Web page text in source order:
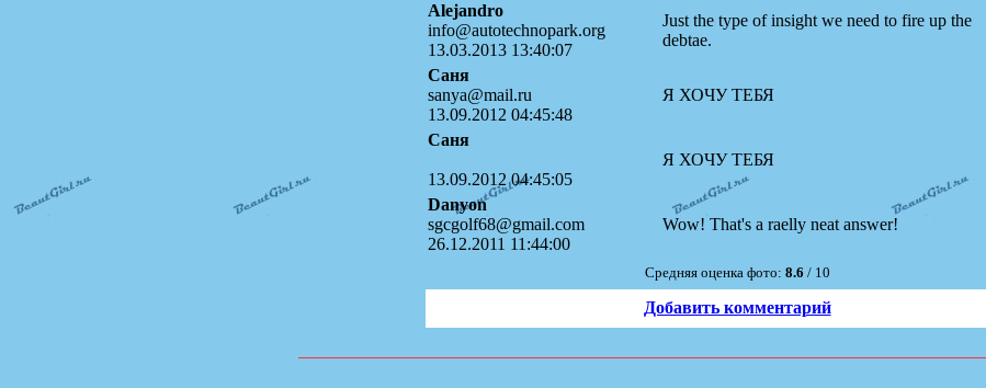
Alejandro
info@autotechnopark.org
13.03.2013 13:40:07
Just the type of insight we need to fire up the
debtae.
Саня
sanya@mail.ru
13.09.2012 04:45:48
Я ХОЧУ ТЕБЯ
Саня
13.09.2012 04:45:05
Я ХОЧУ ТЕБЯ
Danyon
sgcgolf68@gmail.com
26.12.2011 11:44:00
Wow! That's a raelly neat answer!
Средняя оценка фото: 8.6 / 10
Добавить комментарий